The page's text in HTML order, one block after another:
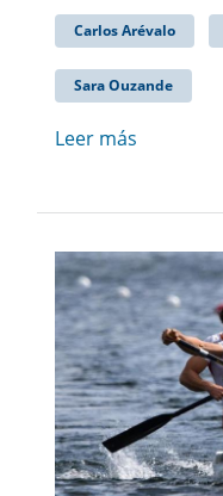
Carlos Arévalo
Sara Ouzande
Leer más